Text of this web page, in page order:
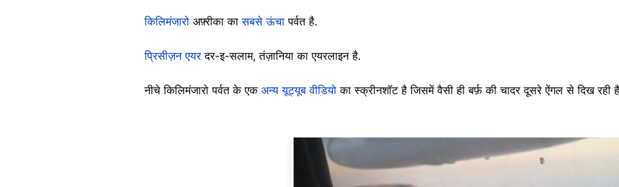
किलिमंजारो अफ़्रीका कासबसे ऊंचा पर्वत है.
प्रिसीज़न एयरदर-इ-सलाम, तंज़ानिया का एयरलाइन है.
नीचे किलिमंजारो पर्वत के एक अन्य यूट्यूब वीडियो का स्क्रीनशॉट है जिसमें वैसी ही बर्फ़ की चादर दूसरे ऐंगल से दिख रही